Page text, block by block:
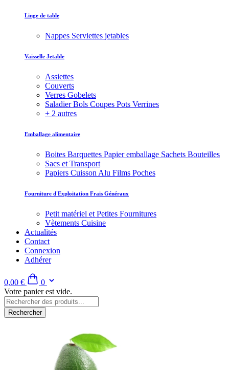
Linge de table
Nappes Serviettes jetables
Vaisselle Jetable
Assiettes
Couverts
Verres Gobelets
Saladier Bols Coupes Pots Verrines
+ 2 autres
Emballage alimentaire
Boites Barquettes Papier emballage Sachets Bouteilles
Sacs et Transport
Papiers Cuisson Alu Films Poches
Fourniture d'Exploitation Frais Généraux
Petit matériel et Petites Fournitures
Vètements Cuisine
Actualités
Contact
Connexion
Adhérer
0,00 €
0
Votre panier est vide.
Rechercher